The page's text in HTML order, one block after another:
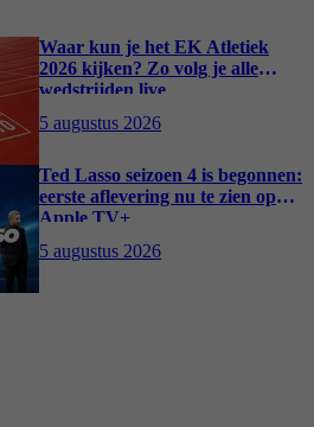
Waar kun je het EK Atletiek
2026 kijken? Zo volg je alle
wedstrijden live
5 augustus 2026
Ted Lasso seizoen 4 is begonnen:
eerste aflevering nu te zien op
Apple TV+
5 augustus 2026